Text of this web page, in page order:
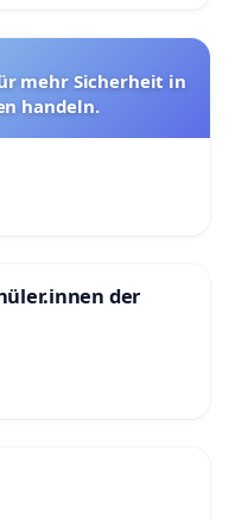
mehr Sicherheit in
handeln.
der